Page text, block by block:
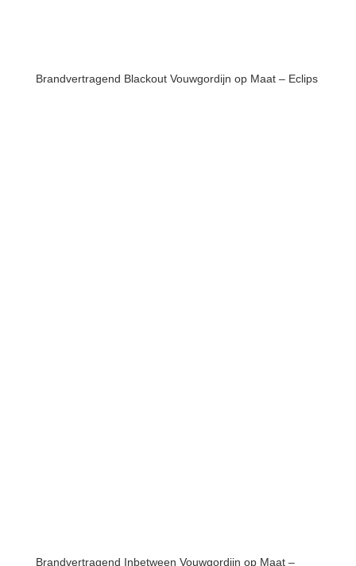
Brandvertragend Blackout Vouwgordijn op Maat – Eclips
Brandvertragend Inbetween Vouwgordijn op Maat –